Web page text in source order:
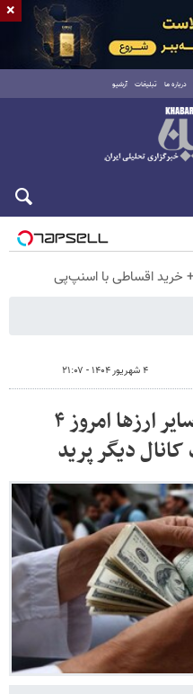
درباره ما تبلیغات آرشیو
۴ شهریور ۱۴۰۴ - ۲۱:۰۷
قیمت جدید دلار، یورو و سایر ارزها امروز ۴
×